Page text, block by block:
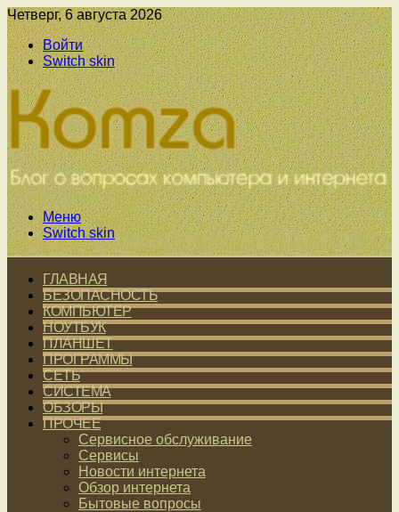
Четверг, 6 августа 2026
Войти
Switch skin
Меню
Switch skin
ГЛАВНАЯ
БЕЗОПАСНОСТЬ
КОМПЬЮТЕР
НОУТБУК
ПЛАНШЕТ
ПРОГРАММЫ
СЕТЬ
СИСТЕМА
ОБЗОРЫ
ПРОЧЕЕ
Сервисное обслуживание
Сервисы
Новости интернета
Обзор интернета
Бытовые вопросы